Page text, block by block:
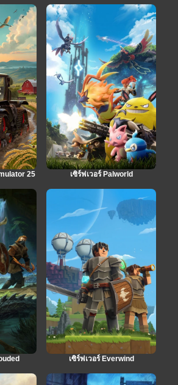
25 เซิร์ฟเวอร์ Palworld
เซิร์ฟเวอร์ Everwind